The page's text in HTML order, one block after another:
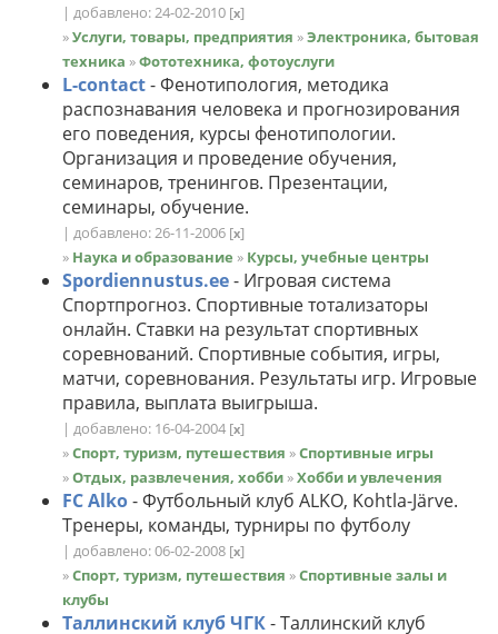
| добавлено: 24-02-2010 [x]
»Услуги, товары, предприятия »Электроника, бытовая
техника »Фототехника, фотоуслуги
L-contact- Фенотипология, методика
распознавания человека и прогнозирования
его поведения, курсы фенотипологии.
Организация и проведение обучения,
семинаров, тренингов. Презентации,
семинары, обучение.
| добавлено: 26-11-2006 [x]
» Наука и образование » Курсы, учебные центры
Spordiennustus.ee- Игровая система
Спортпрогноз. Спортивные тотализаторы
онлайн. Ставки на результат спортивных
соревнований. Спортивные события, игры,
матчи, соревнования. Результаты игр. Игровые
правила, выплата выигрыша.
| добавлено: 16-04-2004 [x]
»Спорт, туризм, путешествия »Спортивные игры
»Отдых, развлечения, хобби »Хобби и увлечения
FC Alko- Футбольный клуб ALKO, Kohtla-Järve.
Тренеры, команды, турниры по футболу
| добавлено: 06-02-2008 [x]
»Спорт, туризм, путешествия »Спортивные залы и
клубы
Таллинский клуб ЧГК- Таллинский клуб